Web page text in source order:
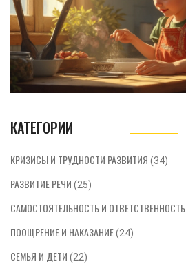
КАТЕГОРИИ
КРИЗИСЫ И ТРУДНОСТИ РАЗВИТИЯ (34)
РАЗВИТИЕ РЕЧИ (25)
САМОСТОЯТЕЛЬНОСТЬ И ОТВЕТСТВЕННОСТЬ
ПООЩРЕНИЕ И НАКАЗАНИЕ(24)
СЕМЬЯ И ДЕТИ (22)